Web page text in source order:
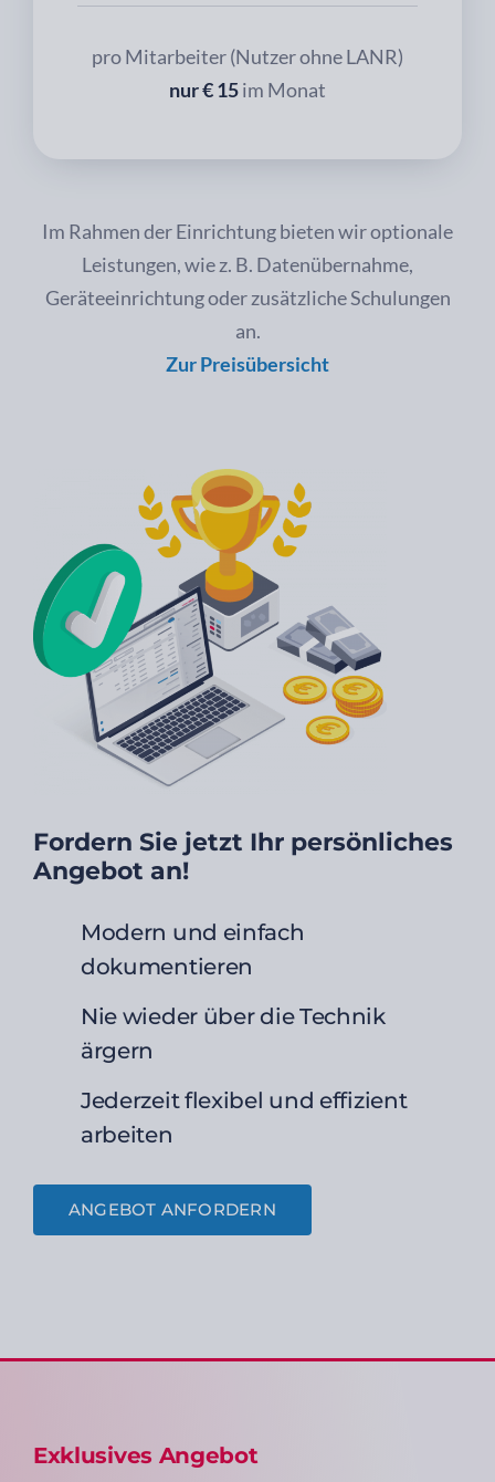
pro Mitarbeiter (Nutzer ohne LANR)
nur € 15im Monat
Im Rahmen der Einrichtung bieten wir optionale
Leistungen, wie z. B. Datenübernahme,
Geräteeinrichtung oder zusätzliche Schulungen
an.
Zur Preisübersicht
Fordern Sie jetzt Ihr persönliches
Angebot an!
Modern und einfach
dokumentieren
Nie wieder über die Technik
ärgern
Jederzeit flexibel und effizient
arbeiten
ANGEBOT ANFORDERN
Exklusives Angebot